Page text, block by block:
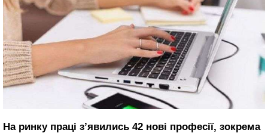
На ринку праці з’явились 42 нові професії, зокрема